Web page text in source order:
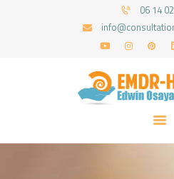
06 14
ACCUEIL
MON APPROCHE
ARTICLES